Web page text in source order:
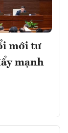
mới tư
mạnh